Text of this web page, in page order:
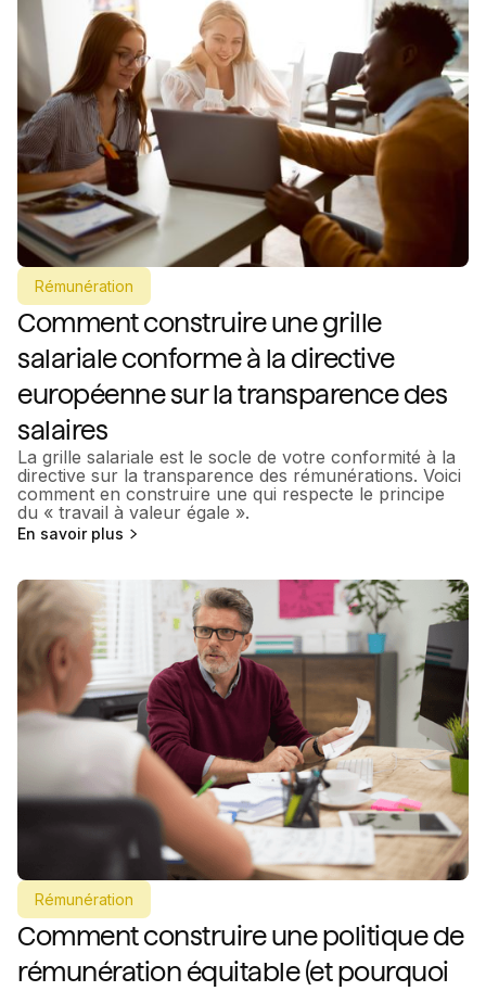
Rémunération
Comment construire une grille
salariale conforme à la directive
européenne sur la transparence des
salaires
La grille salariale est le socle de votre conformité à la
directive sur la transparence des rémunérations. Voici
comment en construire une qui respecte le principe
du « travail à valeur égale ».
En savoir plus
Rémunération
Comment construire une politique de
rémunération équitable (et pourquoi